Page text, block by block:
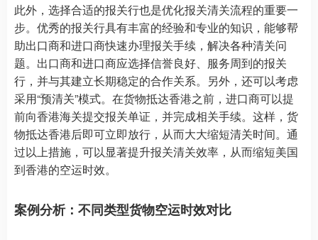
此外，选择合适的报关行也是优化报关清关流程的重要一
步。优秀的报关行具有丰富的经验和专业的知识，能够帮
助出口商和进口商快速办理报关手续，解决各种清关问
题。出口商和进口商应选择信誉良好、服务周到的报关
行，并与其建立长期稳定的合作关系。另外，还可以考虑
采用“预清关”模式。在货物抵达香港之前，进口商可以提
前向香港海关提交报关单证，并完成相关手续。这样，货
物抵达香港后即可立即放行，从而大大缩短清关时间。通
过以上措施，可以显著提升报关清关效率，从而缩短美国
到香港的空运时效。
案例分析：不同类型货物空运时效对比